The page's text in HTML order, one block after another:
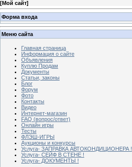
[Мой сайт]
Форма входа
Меню сайта
Главная страница
Информация о сайте
Объявления
Куплю Продам
Документы
Статьи, законы
Блог
Форум
Фото
Контакты
Видео
Интернет-магазин
FAQ (вопрос/ответ)
Онлайн игры
Тесты
ФЛЭШ-ИГРЫ
Аукционы и конкурсы
Услуга- ЗАПРАВКА АВТОКОНДИЦИОНЕРА !
Услуга- СЕЙФ В СТЕНЕ !
Услуга- ДОКУМЕНТЫ !